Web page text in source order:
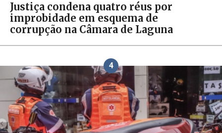
Justiça condena quatro réus por
improbidade em esquema de
corrupção na Câmara de Laguna
4